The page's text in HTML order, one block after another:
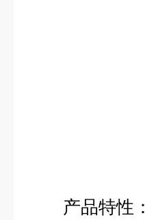
产品特性：